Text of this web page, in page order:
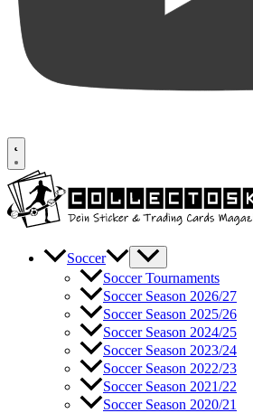
Soccer
Soccer Tournaments
Soccer Season 2026/27
Soccer Season 2025/26
Soccer Season 2024/25
Soccer Season 2023/24
Soccer Season 2022/23
Soccer Season 2021/22
Soccer Season 2020/21